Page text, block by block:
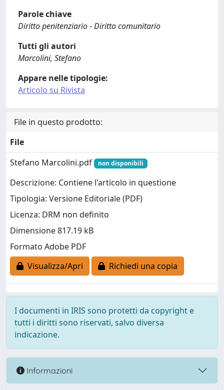
Parole chiave
Diritto penitenziario - Diritto comunitario
Tutti gli autori
Marcolini, Stefano
Appare nelle tipologie:
Articolo su Rivista
File in questo prodotto:
File
Stefano Marcolini.pdf
non disponibili
Descrizione: Contiene l'articolo in questione
Tipologia: Versione Editoriale (PDF)
Licenza: DRM non definito
Dimensione 817.19 kB
Formato Adobe PDF
Visualizza/Apri
Richiedi una copia
I documenti in IRIS sono protetti da copyright e
tutti i diritti sono riservati, salvo diversa
indicazione.
Informazioni